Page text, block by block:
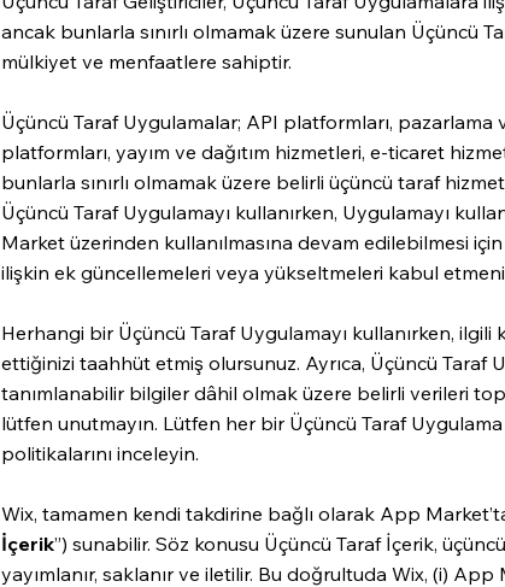
ancak bunlarla sınırlı olmamak üzere sunulan Üçüncü
mülkiyet ve menfaatlere sahiptir.
Üçüncü Taraf Uygulamalar; API platformları, pazarlama
platformları, yayım ve dağıtım hizmetleri, e-ticaret
bunlarla sınırlı olmamak üzere belirli üçüncü taraf
Üçüncü Taraf Uygulamayı kullanırken, Uygulamayı
Market üzerinden kullanılmasına devam edilebilmesi
ilişkin ek güncellemeleri veya yükseltmeleri kabul
Herhangi bir Üçüncü Taraf Uygulamayı kullanırken, ilgili
ettiğinizi taahhüt etmiş olursunuz. Ayrıca, Üçüncü Taraf
tanımlanabilir bilgiler dâhil olmak üzere belirli verileri
lütfen unutmayın. Lütfen her bir Üçüncü Taraf
politikalarını inceleyin.
Wix, tamamen kendi takdirine bağlı olarak App
İçerik”) sunabilir. Söz konusu Üçüncü Taraf İçerik,
yayımlanır, saklanır ve iletilir. Bu doğrultuda Wix, (i)